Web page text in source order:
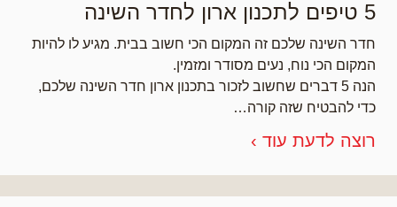
5 טיפים לתכנון ארון לחדר השינה
חדר השינה שלכם זה המקום הכי חשוב בבית. מגיע לו להיות
המקום הכי נוח, נעים מסודר ומזמין.
הנה 5 דברים שחשוב לזכור בתכנון ארון חדר השינה שלכם,
כדי להבטיח שזה קורה…
רוצה לדעת עוד ›